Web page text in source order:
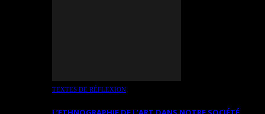
TEXTES DE RÉFLEXION